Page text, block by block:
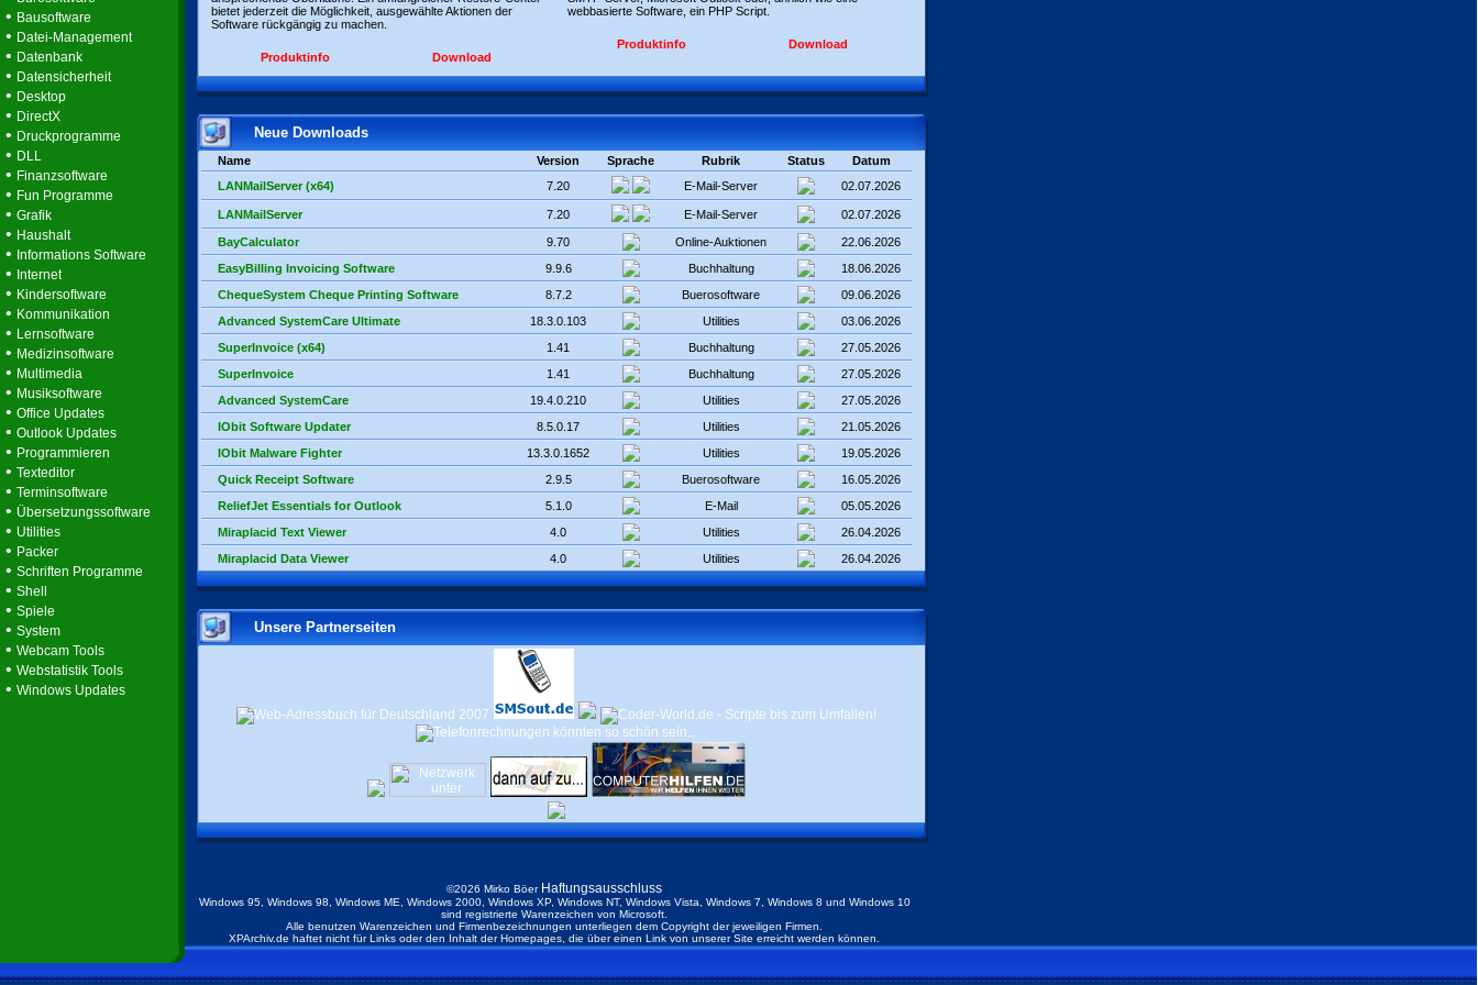
• Bausoftware
• Datei-Management
• Datenbank
• Datensicherheit
• Desktop
• DirectX
• Druckprogramme
• DLL
• Finanzsoftware
• Fun Programme
• Grafik
• Haushalt
• Informations Software
• Internet
• Kindersoftware
• Kommunikation
• Lernsoftware
• Medizinsoftware
• Multimedia
• Musiksoftware
• Office Updates
• Outlook Updates
• Programmieren
• Texteditor
• Terminsoftware
• Übersetzungssoftware
• Utilities
• Packer
• Schriften Programme
• Shell
• Spiele
• System
• Webcam Tools
• Webstatistik Tools
• Windows Updates
bietet jederzeit die Möglichkeit, ausgewählte Aktionen der
Software rückgängig zu machen.
Produktinfo Download
webbasierte Software, ein PHP Script.
Produktinfo Download
Neue Downloads
Name Version Sprache Rubrik Status
Datum
LANMailServer (x64)
7.20 E-Mail-Server 02.07.2026
LANMailServer 7.20 E-Mail-Server 02.07.2026
BayCalculator 9.70 Online-Auktionen
22.06.2026
EasyBilling Invoicing Software
9.9.6 Buchhaltung
18.06.2026
ChequeSystem Cheque Printing Software
8.7.2 Buerosoftware
09.06.2026
Advanced SystemCare Ultimate
18.3.0.103 Utilities
03.06.2026
SuperInvoice (x64)
1.41 Buchhaltung
27.05.2026
SuperInvoice
1.41 Buchhaltung
27.05.2026
Advanced SystemCare
19.4.0.210 Utilities
27.05.2026
IObit Software Updater
8.5.0.17 Utilities
21.05.2026
IObit Malware Fighter
13.3.0.1652 Utilities
19.05.2026
Quick Receipt Software
2.9.5 Buerosoftware
16.05.2026
ReliefJet Essentials for Outlook
5.1.0 E-Mail
05.05.2026
Miraplacid Text Viewer
4.0 Utilities
26.04.2026
Miraplacid Data Viewer
4.0 Utilities 26.04.2026
Unsere Partnerseiten
©2026 Mirko Böer Haftungsausschluss
Windows 95, Windows 98, Windows ME, Windows 2000, Windows XP, Windows NT, Windows Vista, Windows 7, Windows 8 und Windows 10
sind registrierte Warenzeichen von Microsoft.
Alle benutzen Warenzeichen und Firmenbezeichnungen unterliegen dem Copyright der jeweiligen Firmen.
XPArchiv.de haftet nicht für Links oder den Inhalt der Homepages, die über einen Link von unserer Site erreicht werden können.